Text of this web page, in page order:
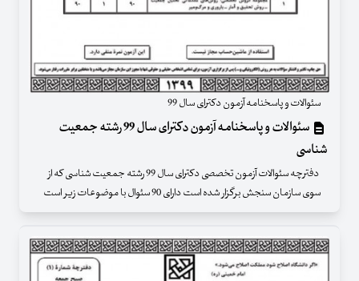
سئوالات و پاسخنامه آزمون دکترای سال 99
سئوالات و پاسخنامه آزمون دکترای سال 99 رشته جمعیت
شناسی
دفترچه سئوالات آزمون تخصصی دکترای سال 99 رشته جمعیت شناسی که از
سوی سازمان سنجش برگزار شده است دارای 90 سئوال با موضوعات زیر است